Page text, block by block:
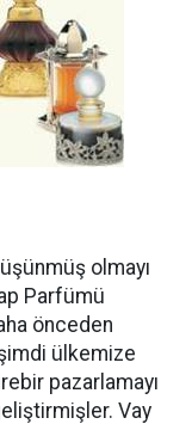
olmayı
Parfümü
önceden
ülkemize
pazarlamayı
Vay